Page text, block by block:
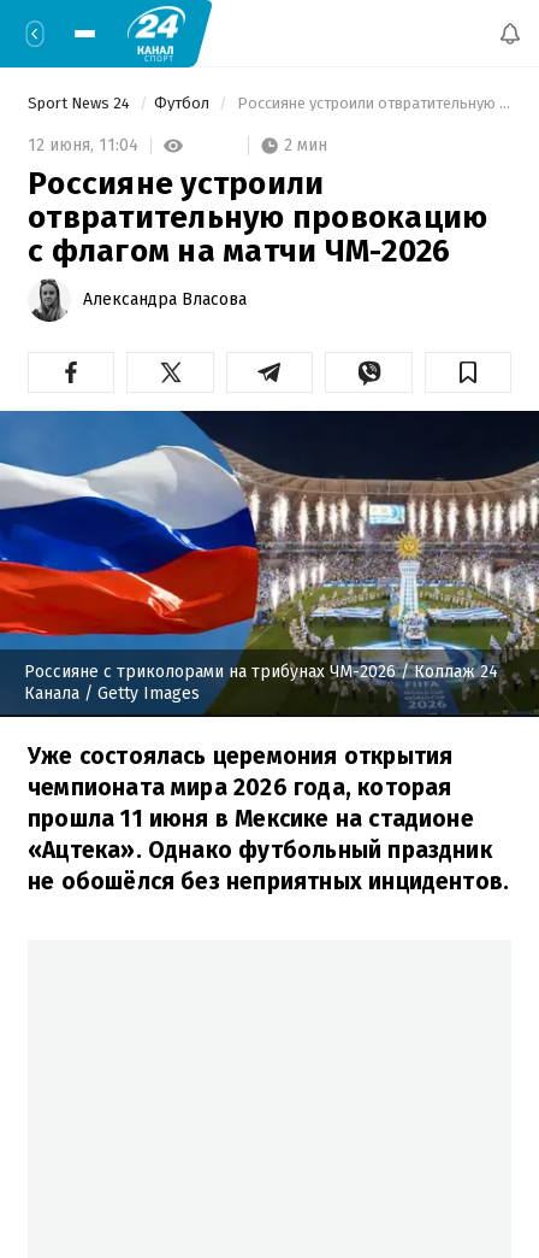
Sport News 24 Футбол Россияне устроили отвратительную провокацию с флагом на матчи ЧМ-2026
12 июня, 11:04 2 мин
Россияне устроили
отвратительную провокацию
с флагом на матчи ЧМ-2026
Александра Власова
Россияне с триколорами на трибунах ЧМ-2026/ Коллаж 24
Канала / Getty Images
Уже состоялась церемония открытия
чемпионата мира 2026 года, которая
прошла 11 июня в Мексике на стадионе
«Ацтека». Однако футбольный праздник
не обошёлся без неприятных инцидентов.